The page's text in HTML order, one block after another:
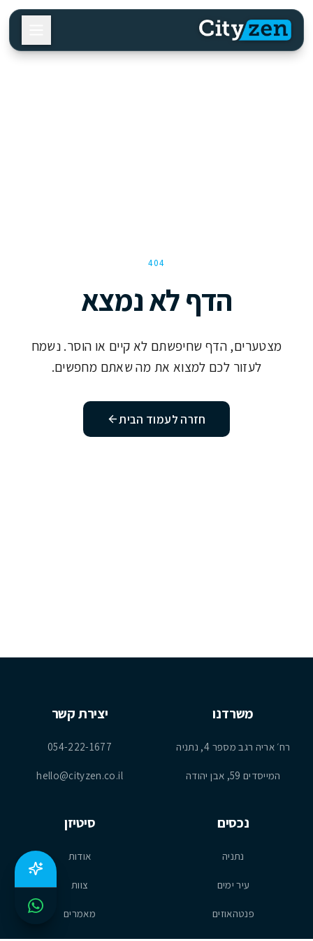
404
הדף לא נמצא
מצטערים, הדף שחיפשתם לא קיים או הוסר. נשמח
לעזור לכם למצוא את מה שאתם מחפשים.
חזרה לעמוד הבית
משרדנו
רח׳ אריה רגב מספר 4, נתניה
המייסדים 59, אבן יהודה
יצירת קשר
054-222-1677
hello@cityzen.co.il
נכסים
נתניה
עיר ימים
פנטהאוזים
סיטיזן
אודות
צוות
מאמרים